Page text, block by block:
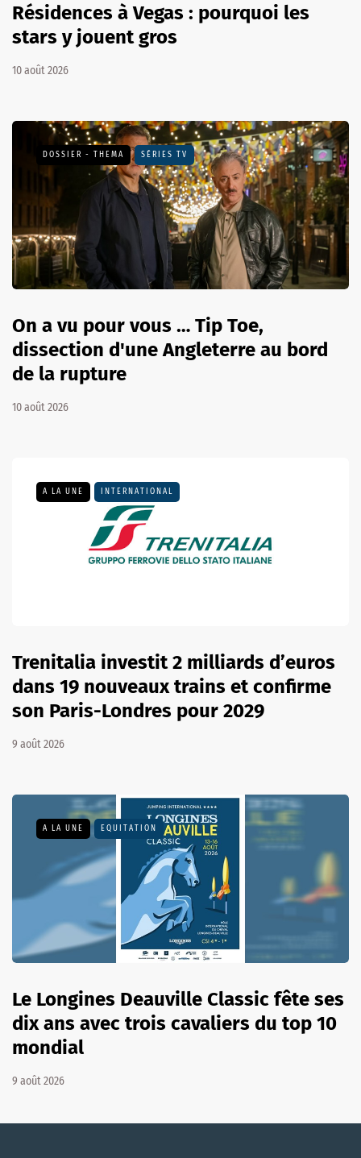
Résidences à Vegas : pourquoi les
stars y jouent gros
10 août 2026
DOSSIER - THEMA SÉRIES TV
On a vu pour vous … Tip Toe,
dissection d'une Angleterre au bord
de la rupture
10 août 2026
A LA UNE INTERNATIONAL
Trenitalia investit 2 milliards d’euros
dans 19 nouveaux trains et confirme
son Paris-Londres pour 2029
9 août 2026
A LA UNE EQUITATION
Le Longines Deauville Classic fête ses
dix ans avec trois cavaliers du top 10
mondial
9 août 2026